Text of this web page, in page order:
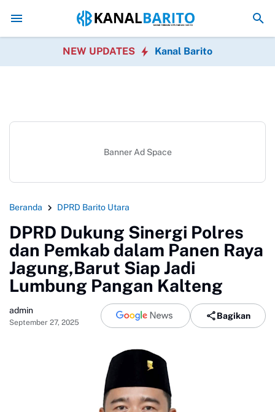
Kaji Tiru ke Kulon Progo, Pemkab Barito Utara Perkuat
NEW UPDATES Kanal Barito
Banner Ad Space
Beranda DPRD Barito Utara
DPRD Dukung Sinergi Polres
dan Pemkab dalam Panen Raya
Jagung,Barut Siap Jadi
Lumbung Pangan Kalteng
admin
September 27, 2025
Bagikan